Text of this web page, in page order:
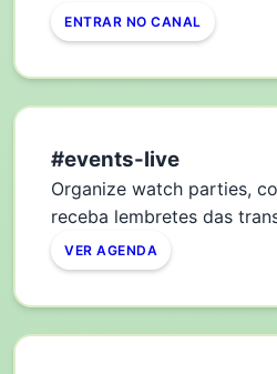
ENTRAR NO CANAL
#events-live
Organize watch parties,
receba lembretes das
VER AGENDA